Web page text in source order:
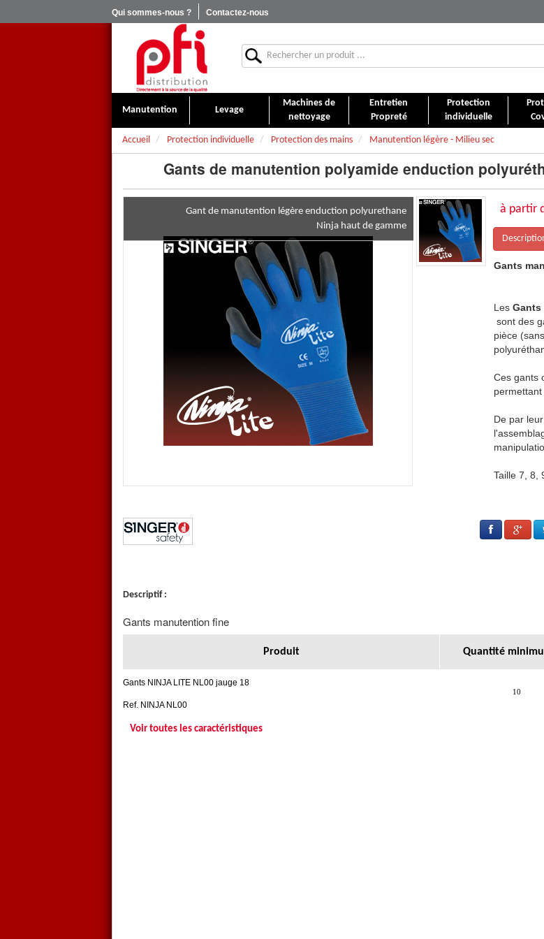
Qui sommes-nous ? Contactez-nous
Manutention Levage
Machines de
nettoyage
Entretien
Propreté
Protection
individuelle
Accueil Protection individuelle Protection des mains Manutention légère - Milieu sec
Gants de manutention polyamide enduction
Gant de manutention légère enduction polyurethane
Ninja haut de gamme
à partir
Gants manutention fine NINJA LITE tricoté une pièce jauge 18
Gants manutention fine NINJA LITE tricoté une pièce jauge 18
sont des gants de maîtrise avec un support polyamide tricoté d'une
pièce (sans coutures) dont la paume et les doigts sont enduits de
polyuréthane, le dos n'est pas enduit pour aérer la main.
Ces gants ont très fins (jauge 18: comme une deuxième peau)
permettant la manipulation fine et précise d'objets fins et délicats.
De par leur conception ces gants sont parfaitement adaptés pour
l'assemblage de petites pièces, les ateliers mécaniques, la
manipulation fine en milieu sec, l’électronique et l'informatique.
Gants
Les Gants
sont des
pièce
Ces gants
De par
Taille 7, 8,
Descriptif :
Gants manutention fine
Produit Quantité
Gants NINJA LITE NL00 jauge 18
Ref. NINJA NL00
10
Voir toutes les caractéristiques